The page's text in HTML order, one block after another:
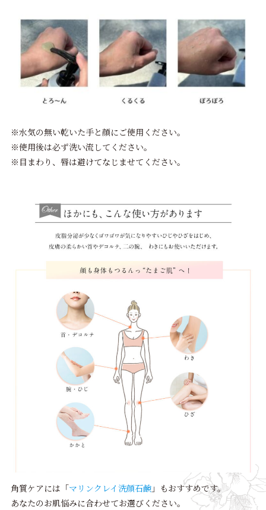
※水気の無い乾いた手と顔にご使用ください。
※使用後は必ず洗い流してください。
※目まわり、唇は避けてなじませてください。
角質ケアには「マリンクレイ洗顔石鹸」もおすすめです。
あなたのお肌悩みに合わせてお選びください。